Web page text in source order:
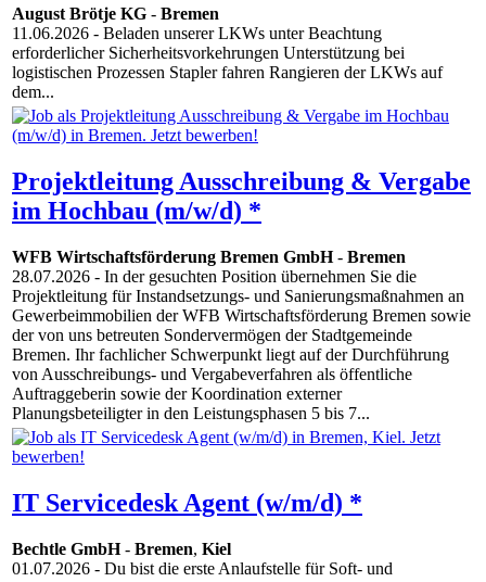
August Brötje KG - Bremen
11.06.2026 - Beladen unserer LKWs unter Beachtung
erforderlicher Sicherheitsvorkehrungen Unterstützung bei
logistischen Prozessen Stapler fahren Rangieren der LKWs auf
dem...
Projektleitung Ausschreibung & Vergabe
im Hochbau (m/w/d) *
WFB Wirtschaftsförderung Bremen GmbH- Bremen
28.07.2026 - In der gesuchten Position übernehmen Sie die
Projektleitung für Instandsetzungs- und Sanierungsmaßnahmen an
Gewerbeimmobilien der WFB Wirtschaftsförderung Bremen sowie
der von uns betreuten Sondervermögen der Stadtgemeinde
Bremen. Ihr fachlicher Schwerpunkt liegt auf der Durchführung
von Ausschreibungs- und Vergabeverfahren als öffentliche
Auftraggeberin sowie der Koordination externer
Planungsbeteiligter in den Leistungsphasen 5 bis 7...
IT Servicedesk Agent (w/m/d) *
Bechtle GmbH- Bremen, Kiel
01.07.2026 - Du bist die erste Anlaufstelle für Soft- und